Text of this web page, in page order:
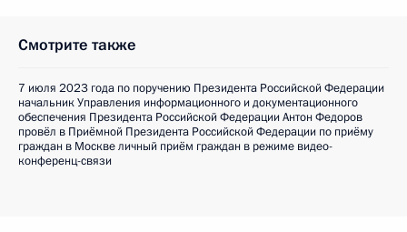
Смотрите также
7 июля 2023 года по поручению Президента Российской Федерации
начальник Управления информационного и документационного
обеспечения Президента Российской Федерации Антон Федоров
провёл в Приёмной Президента Российской Федерации по приёму
граждан в Москве личный приём граждан в режиме видео-
конференц-связи